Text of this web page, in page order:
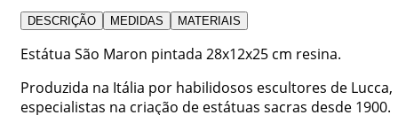
DESCRIÇÃO MEDIDAS MATERIAIS
Estátua São Maron pintada 28x12x25 cm resina.
Produzida na Itália por habilidosos escultores de Lucca,
especialistas na criação de estátuas sacras desde 1900.